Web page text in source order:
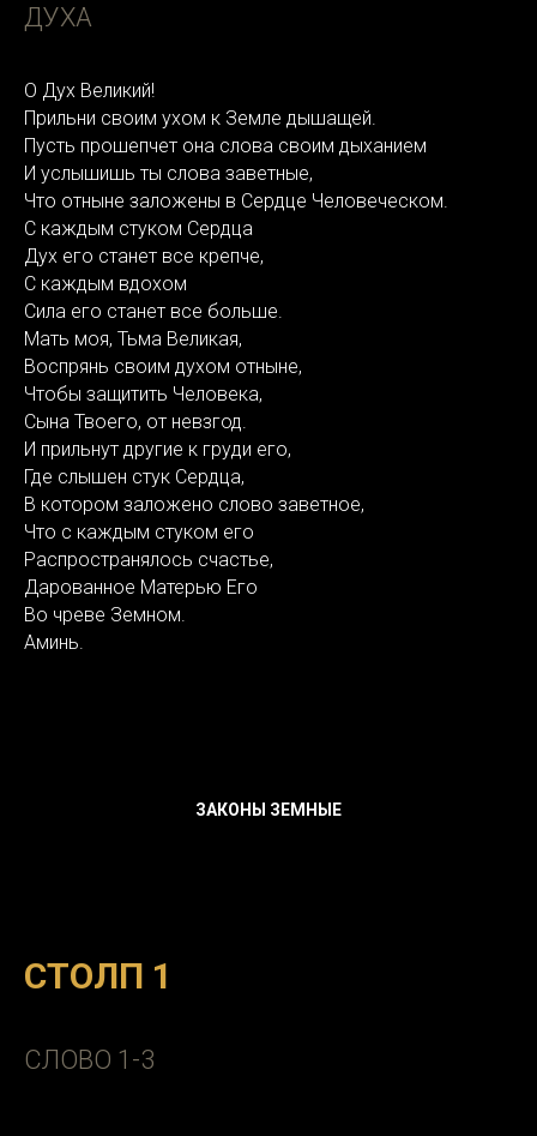
ДУХА
О Дух Великий!
Прильни своим ухом к Земле дышащей.
Пусть прошепчет она слова своим дыханием
И услышишь ты слова заветные,
Что отныне заложены в Сердце Человеческом.
С каждым стуком Сердца
Дух его станет все крепче,
С каждым вдохом
Сила его станет все больше.
Мать моя, Тьма Великая,
Воспрянь своим духом отныне,
Чтобы защитить Человека,
Сына Твоего, от невзгод.
И прильнут другие к груди его,
Где слышен стук Сердца,
В котором заложено слово заветное,
Что с каждым стуком его
Распространялось счастье,
Дарованное Матерью Его
Во чреве Земном.
Аминь.
ЗАКОНЫ ЗЕМНЫЕ
СТОЛП 1
СЛОВО 1-3